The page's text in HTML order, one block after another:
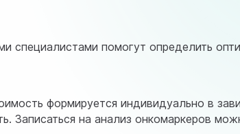
помогут определить
формируется индивидуально в
на анализ онкомаркеров